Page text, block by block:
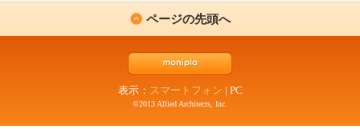
ページの先頭へ
表示： スマートフォン | PC
©2013 Allied Architects, Inc.